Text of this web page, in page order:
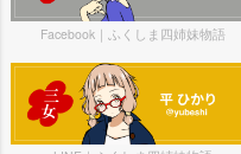
Facebook｜ふくしま四姉妹物語